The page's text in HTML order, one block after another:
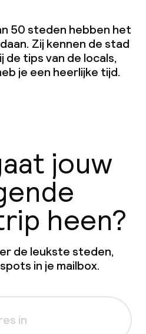
50 steden hebben het
Zij kennen de stad
de tips van de locals,
je een heerlijke tijd.
jouw
heen?
de leukste steden,
in je mailbox.